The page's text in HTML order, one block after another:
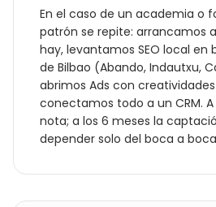
En el caso de un academia o
patrón se repite: arrancamos
hay, levantamos SEO local en
de Bilbao (Abando, Indautxu,
abrimos Ads con
conectamos todo a un CRM.
nota; a los 6 meses la
depender solo del boca a